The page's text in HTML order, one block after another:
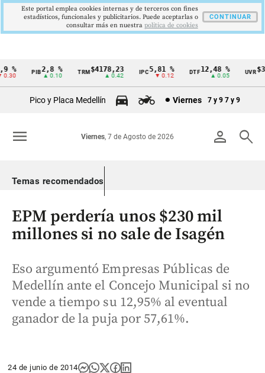
Cintillo
Colombia
PIB2,8 %
▲ 0.10
TRM$4178,23
▲ 0.42
5,81 %
▼ 0.12
DTF12,48 %
▲ 0.05
UVR
Pico y Placa Medellín Viernes 7 y 9 7 y 9
person search
Viernes, 7 de Agosto de 2026
menu
Temas recomendados
EPM perdería unos $230 mil
millones si no sale de Isagén
Eso argumentó Empresas Públicas de
Medellín ante el Concejo Municipal si no
vende a tiempo su 12,95% al eventual
ganador de la puja por 57,61%.
24 de junio de 2014
Este portal emplea cookies internas y de terceros con fines
estadísticos, funcionales y publicitarios. Puede aceptarlas o
consultar más en nuestra politica de cookies
CONTINUAR